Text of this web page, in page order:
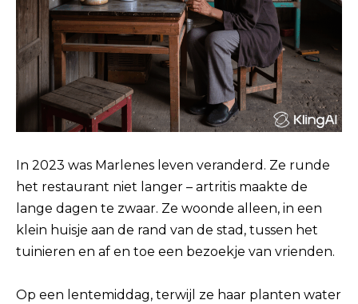
In 2023 was Marlenes leven veranderd. Ze runde
het restaurant niet langer – artritis maakte de
lange dagen te zwaar. Ze woonde alleen, in een
klein huisje aan de rand van de stad, tussen het
tuinieren en af ​​en toe een bezoekje van vrienden.
Op een lentemiddag, terwijl ze haar planten water